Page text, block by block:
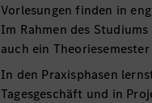
Vorlesungen finden in
Im Rahmen des
auch ein
In den Praxisphasen
Tagesgeschäft und in